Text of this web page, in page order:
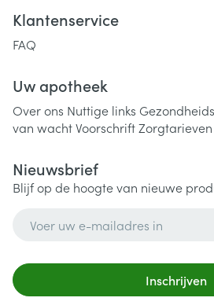
Klantenservice
FAQ
Uw apotheek
Over ons Nuttige links
van wachtVoorschriftZorgtarieven
Nieuwsbrief
Blijf op de hoogte van nieuwe
Inschrijven